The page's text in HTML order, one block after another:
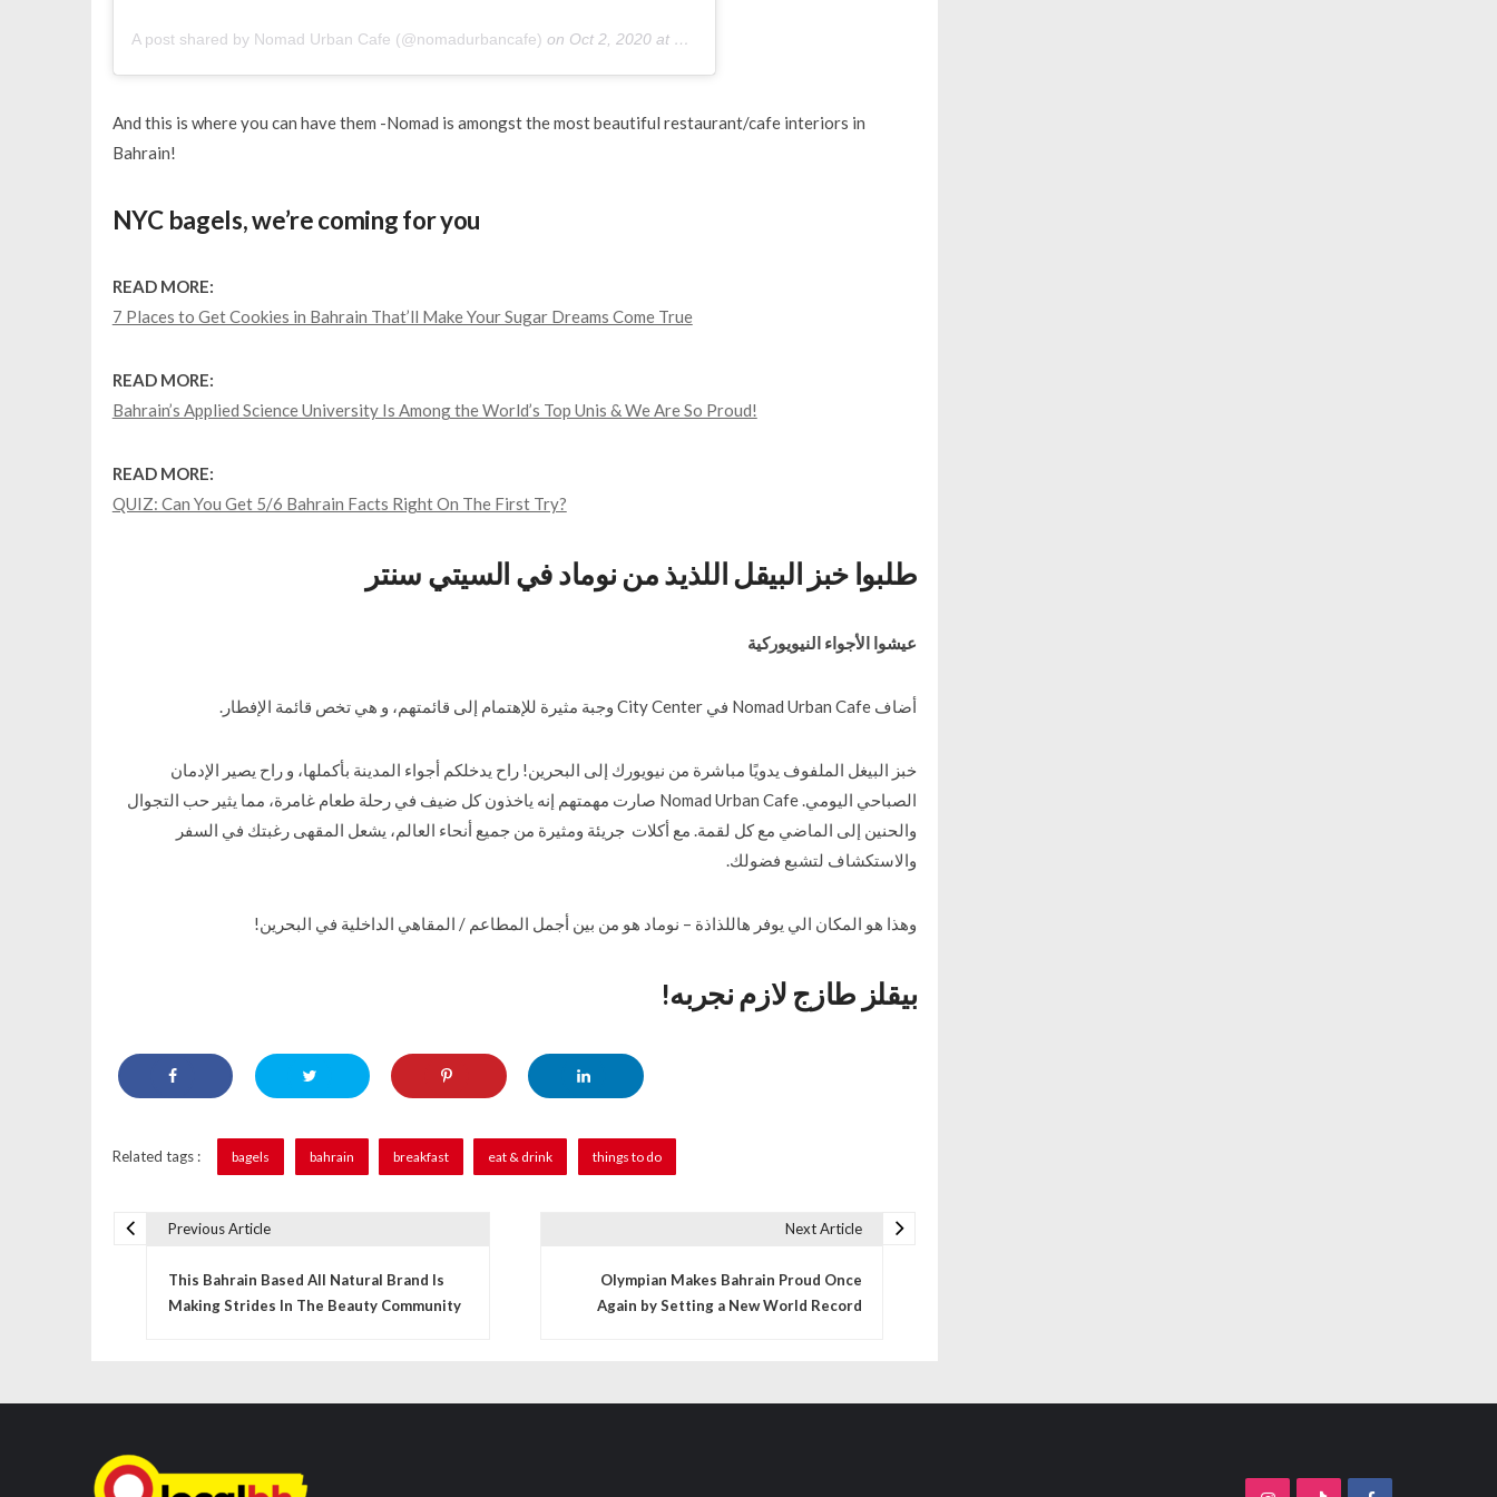
A post shared by Nomad Urban Cafe (@nomadurbancafe) on Oct 2, 2020 at 5:00am PDT
And this is where you can have them -Nomad is amongst the most beautiful restaurant/cafe interiors in
Bahrain!
NYC bagels, we’re coming for you
READ MORE:
7 Places to Get Cookies in Bahrain That’ll Make Your Sugar Dreams Come True
READ MORE:
Bahrain’s Applied Science University Is Among the World’s Top Unis & We Are So Proud!
READ MORE:
QUIZ: Can You Get 5/6 Bahrain Facts Right On The First Try?
طلبوا خبز البيقل اللذيذ من نوماد في السيتي سنتر
عيشوا الأجواء النيويوركية
أضاف Nomad Urban Cafe في City Center وجبة مثيرة للإهتمام إلى قائمتهم، و هي تخص قائمة الإفطار.
خبز البيغل الملفوف يدويًا مباشرة من نيويورك إلى البحرين! راح يدخلكم أجواء المدينة بأكملها، و راح يصير الإدمان
الصباحي اليومي. Nomad Urban Cafe صارت مهمتهم إنه ياخذون كل ضيف في رحلة طعام غامرة، مما يثير حب التجوال
والحنين إلى الماضي مع كل لقمة. مع أكلات جريئة ومثيرة من جميع أنحاء العالم، يشعل المقهى رغبتك في السفر
والاستكشاف لتشبع فضولك.
وهذا هو المكان الي يوفر هاللذاذة – نوماد هو من بين أجمل المطاعم / المقاهي الداخلية في البحرين!
بيقلز طازج لازم نجربه!
Related tags : bagels bahrain breakfast eat & drink things to do
a
Previous Article
This Bahrain Based All Natural Brand Is
Making Strides In The Beauty Community
Next Article
Olympian Makes Bahrain Proud Once
Again by Setting a New World Record